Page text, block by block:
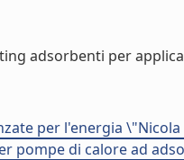
adsorbenti per
per l'energia \"Nicola
pompe di calore ad